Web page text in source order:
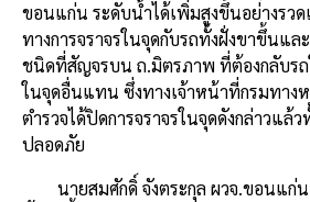
ขอนแก่น ระดับน้ำได้เพิ่มสูงขึ้นอย่างรวด
ทางการจราจรในจุดกับรถทั้งฝั่งขาขึ้นแล
ชนิดที่สัญจรบน ถ.มิตรภาพ ที่ต้องกลับรถ
ในจุดอื่นแทน ซึ่งทางเจ้าหน้าที่กรมทาง
ตำรวจได้ปิดการจราจรในจุดดังกล่าวแล้
ปลอดภัย
นายสมศักดิ์ จังตระกุล ผวจ.ขอนแก่